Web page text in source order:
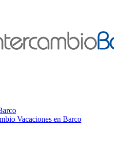
Vacaciones en Barco